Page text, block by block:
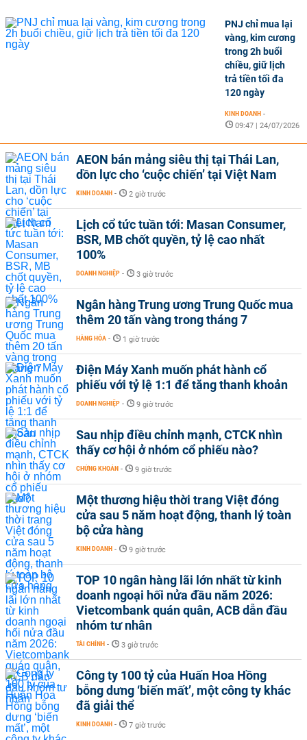
PNJ chỉ mua lại
vàng, kim cương
trong 2h buổi
chiều, giữ lịch
trả tiền tối đa
120 ngày
KINH DOANH -
09:47 | 24/07/2026
AEON bán mảng siêu thị tại Thái Lan,
dồn lực cho ‘cuộc chiến’ tại Việt Nam
KINH DOANH - 2 giờ trước
Lịch cổ tức tuần tới: Masan Consumer,
BSR, MB chốt quyền, tỷ lệ cao nhất
100%
DOANH NGHIỆP - 3 giờ trước
Ngân hàng Trung ương Trung Quốc mua
thêm 20 tấn vàng trong tháng 7
HÀNG HÓA - 1 giờ trước
Điện Máy Xanh muốn phát hành cổ
phiếu với tỷ lệ 1:1 để tăng thanh khoản
DOANH NGHIỆP - 9 giờ trước
Sau nhịp điều chỉnh mạnh, CTCK nhìn
thấy cơ hội ở nhóm cổ phiếu nào?
CHỨNG KHOÁN - 9 giờ trước
Một thương hiệu thời trang Việt đóng
cửa sau 5 năm hoạt động, thanh lý toàn
bộ cửa hàng
KINH DOANH - 9 giờ trước
TOP 10 ngân hàng lãi lớn nhất từ kinh
doanh ngoại hối nửa đầu năm 2026:
Vietcombank quán quân, ACB dẫn đầu
nhóm tư nhân
TÀI CHÍNH - 3 giờ trước
Công ty 100 tỷ của Huấn Hoa Hồng
bỗng dưng ‘biến mất’, một công ty khác
đã giải thể
KINH DOANH - 7 giờ trước